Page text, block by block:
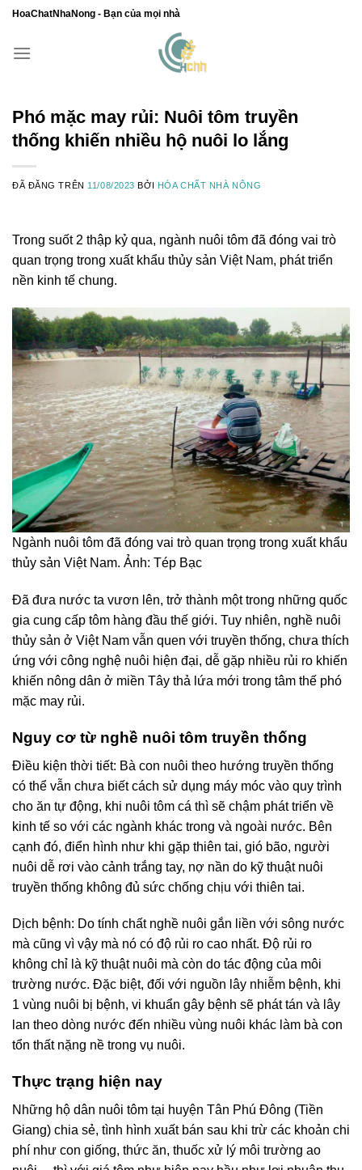
Chuyển
nội
HoaChatNhaNong - Bạn của mọi nhà
Phó mặc may rủi: Nuôi tôm truyền
thống khiến nhiều hộ nuôi lo lắng
ĐÃ ĐĂNG TRÊN 11/08/2023 BỞI HÓA CHẤT NHÀ NÔNG
Trong suốt 2 thập kỷ qua, ngành nuôi tôm đã đóng vai trò
quan trọng trong xuất khẩu thủy sản Việt Nam, phát triển
nền kinh tế chung.
Ngành nuôi tôm đã đóng vai trò quan trọng trong xuất khẩu
thủy sản Việt Nam. Ảnh: Tép Bạc
Đã đưa nước ta vươn lên, trở thành một trong những quốc
gia cung cấp tôm hàng đầu thế giới. Tuy nhiên, nghề nuôi
thủy sản ở Việt Nam vẫn quen với truyền thống, chưa thích
ứng với công nghệ nuôi hiện đại, dễ gặp nhiều rủi ro khiến
khiến nông dân ở miền Tây thả lứa mới trong tâm thế phó
mặc may rủi.
Nguy cơ từ nghề nuôi tôm truyền thống
Điều kiện thời tiết: Bà con nuôi theo hướng truyền thống
có thể vẫn chưa biết cách sử dụng máy móc vào quy trình
cho ăn tự động, khi nuôi tôm cá thì sẽ chậm phát triển về
kinh tế so với các ngành khác trong và ngoài nước. Bên
cạnh đó, điển hình như khi gặp thiên tai, gió bão, người
nuôi dễ rơi vào cảnh trắng tay, nợ nần do kỹ thuật nuôi
truyền thống không đủ sức chống chịu với thiên tai.
Dịch bệnh: Do tính chất nghề nuôi gắn liền với sông nước
mà cũng vì vậy mà nó có độ rủi ro cao nhất. Độ rủi ro
không chỉ là kỹ thuật nuôi mà còn do tác động của môi
trường nước. Đặc biệt, đối với nguồn lây nhiễm bệnh, khi
1 vùng nuôi bị bệnh, vi khuẩn gây bệnh sẽ phát tán và lây
lan theo dòng nước đến nhiều vùng nuôi khác làm bà con
tổn thất nặng nề trong vụ nuôi.
Thực trạng hiện nay
Những hộ dân nuôi tôm tại huyện Tân Phú Đông (Tiền
Giang) chia sẻ, tình hình xuất bán sau khi trừ các khoản chi
phí như con giống, thức ăn, thuốc xử lý môi trường ao